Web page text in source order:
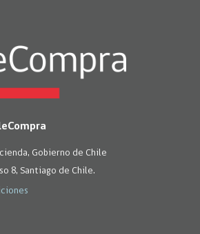
Gobierno de Chile
8, Santiago de Chile.